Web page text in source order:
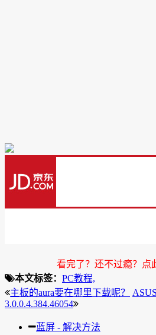
看完了？还不过瘾？点
本文标签： PC教程,
主板的aura要在哪里下载呢？
3.0.0.4.384.46054
蓝屏 - 解决方法